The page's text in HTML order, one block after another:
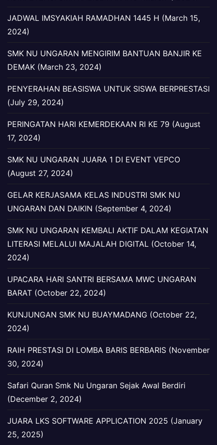
JADWAL IMSYAKIAH RAMADHAN 1445 H (March 15,
2024)
SMK NU UNGARAN MENGIRIM BANTUAN BANJIR KE
DEMAK (March 23, 2024)
PENYERAHAN BEASISWA UNTUK SISWA BERPRESTASI
(July 29, 2024)
PERINGATAN HARI KEMERDEKAAN RI KE 79 (August
17, 2024)
SMK NU UNGARAN JUARA 1 DI EVENT VEPCO
(August 27, 2024)
GELAR KERJASAMA KELAS INDUSTRI SMK NU
UNGARAN DAN DAIKIN (September 4, 2024)
SMK NU UNGARAN KEMBALI AKTIF DALAM KEGIATAN
LITERASI MELALUI MAJALAH DIGITAL (October 14,
2024)
UPACARA HARI SANTRI BERSAMA MWC UNGARAN
BARAT (October 22, 2024)
KUNJUNGAN SMK NU BUAYMADANG (October 22,
2024)
RAIH PRESTASI DI LOMBA BARIS BERBARIS (November
30, 2024)
Safari Quran Smk Nu Ungaran Sejak Awal Berdiri
(December 2, 2024)
JUARA LKS SOFTWARE APPLICATION 2025 (January
25, 2025)